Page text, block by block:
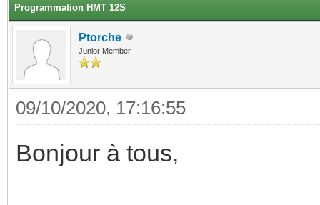
Programmation HMT 12S
Ptorche
Junior Member
09/10/2020, 17:16:55
Bonjour à tous,